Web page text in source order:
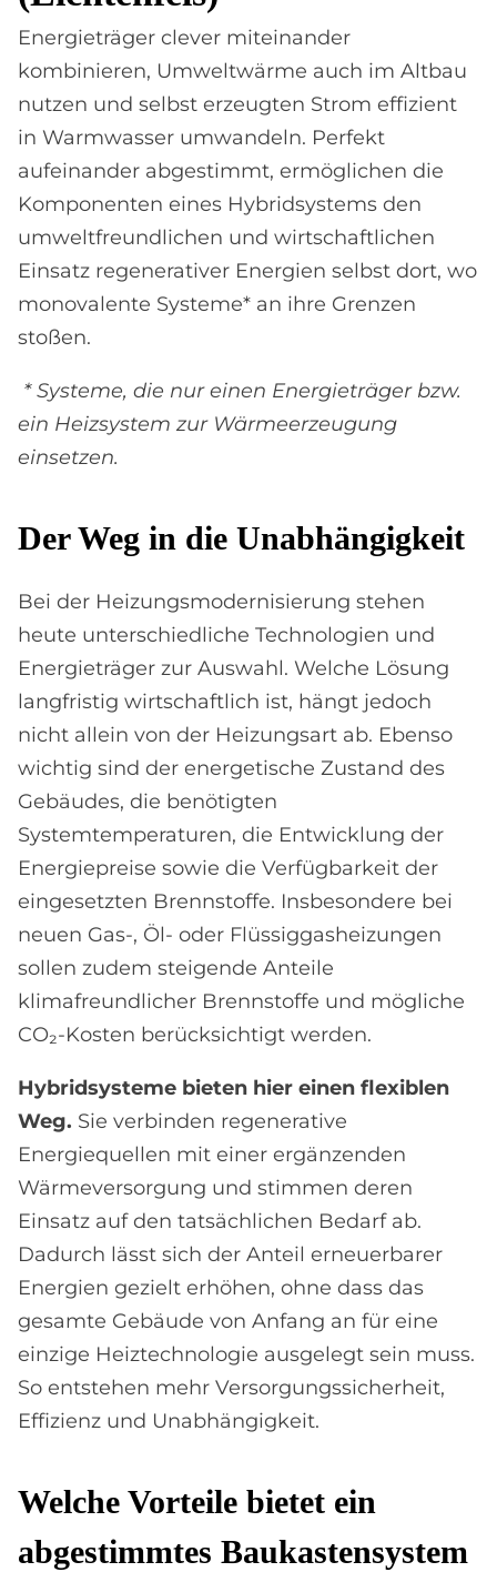
Energieträger clever miteinander
kombinieren, Umweltwärme auch im Altbau
nutzen und selbst erzeugten Strom effizient
in Warmwasser umwandeln. Perfekt
aufeinander abgestimmt, ermöglichen die
Komponenten eines Hybridsystems den
umweltfreundlichen und wirtschaftlichen
Einsatz regenerativer Energien selbst dort, wo
monovalente Systeme* an ihre Grenzen
stoßen.
* Systeme, die nur einen Energieträger bzw.
ein Heizsystem zur Wärmeerzeugung
einsetzen.
Der Weg in die Un­ab­hän­gig­keit
Bei der Heizungsmodernisierung stehen
heute unterschiedliche Technologien und
Energieträger zur Auswahl. Welche Lösung
langfristig wirtschaftlich ist, hängt jedoch
nicht allein von der Heizungsart ab. Ebenso
wichtig sind der energetische Zustand des
Gebäudes, die benötigten
Systemtemperaturen, die Entwicklung der
Energiepreise sowie die Verfügbarkeit der
eingesetzten Brennstoffe. Insbesondere bei
neuen Gas-, Öl- oder Flüssiggasheizungen
sollen zudem steigende Anteile
klimafreundlicher Brennstoffe und mögliche
CO₂-Kosten berücksichtigt werden.
Hybridsysteme bieten hier einen flexiblen
Weg. Sie verbinden regenerative
Energiequellen mit einer ergänzenden
Wärmeversorgung und stimmen deren
Einsatz auf den tatsächlichen Bedarf ab.
Dadurch lässt sich der Anteil erneuerbarer
Energien gezielt erhöhen, ohne dass das
gesamte Gebäude von Anfang an für eine
einzige Heiztechnologie ausgelegt sein muss.
So entstehen mehr Versorgungssicherheit,
Effizienz und Unabhängigkeit.
Wel­che Vor­teile bie­tet ein
ab­ge­stimm­tes Bau­ka­sten­sy­stem